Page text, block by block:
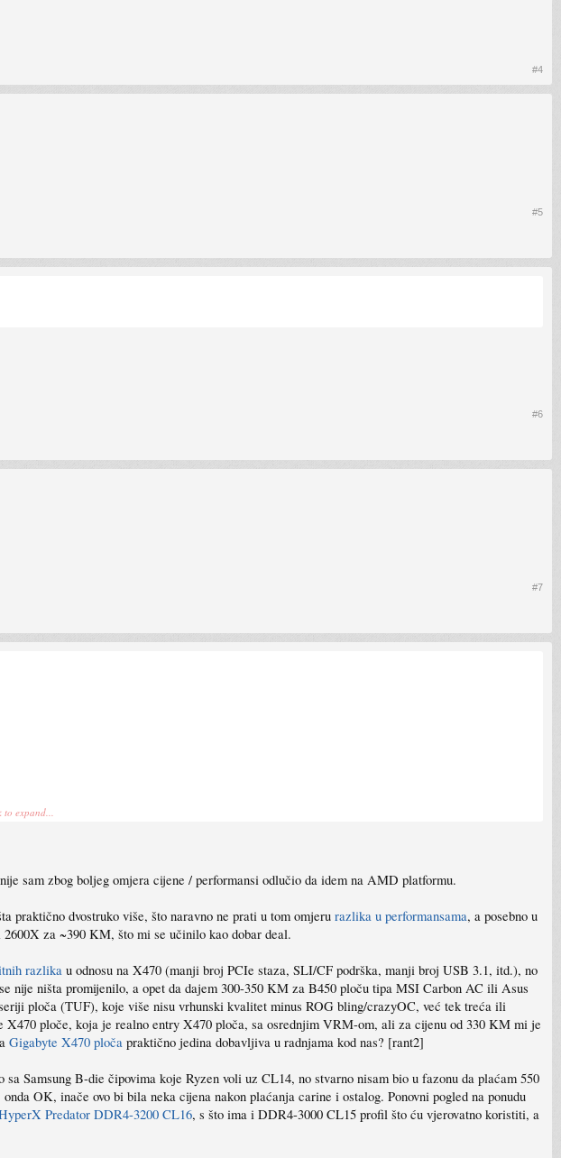
#4
#5
#6
#7
to expand...
sam zbog boljeg omjera cijene / performansi odlučio da idem na AMD platformu.
praktično dvostruko više, što naravno ne prati u tom omjeru razlika u performansama, a posebno u
za ~390 KM, što mi se učinilo kao dobar deal.
razlika u odnosu na X470 (manji broj PCIe staza, SLI/CF podrška, manji broj USB 3.1, itd.), no
nije ništa promijenilo, a opet da dajem 300-350 KM za B450 ploču tipa MSI Carbon AC ili Asus
ploča (TUF), koje više nisu vrhunski kvalitet minus ROG bling/crazyOC, već tek treća ili
ploče, koja je realno entry X470 ploča, sa osrednjim VRM-om, ali za cijenu od 330 KM mi je
Gigabyte X470 ploča praktično jedina dobavljiva u radnjama kod nas? [rant2]
Samsung B-die čipovima koje Ryzen voli uz CL14, no stvarno nisam bio u fazonu da plaćam 550
OK, inače ovo bi bila neka cijena nakon plaćanja carine i ostalog. Ponovni pogled na ponudu
Predator DDR4-3200 CL16, s što ima i DDR4-3000 CL15 profil što ću vjerovatno koristiti, a